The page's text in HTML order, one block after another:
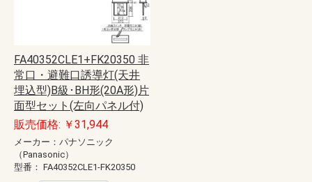
FA40352CLE1+FK20350 非
常口・避難口誘導灯(天井
埋込型)B級･BH形(20A形)片
面型セット(左向パネル付)
販売価格: ￥31,944
メーカー：パナソニック
（Panasonic）
型番： FA40352CLE1-FK20350